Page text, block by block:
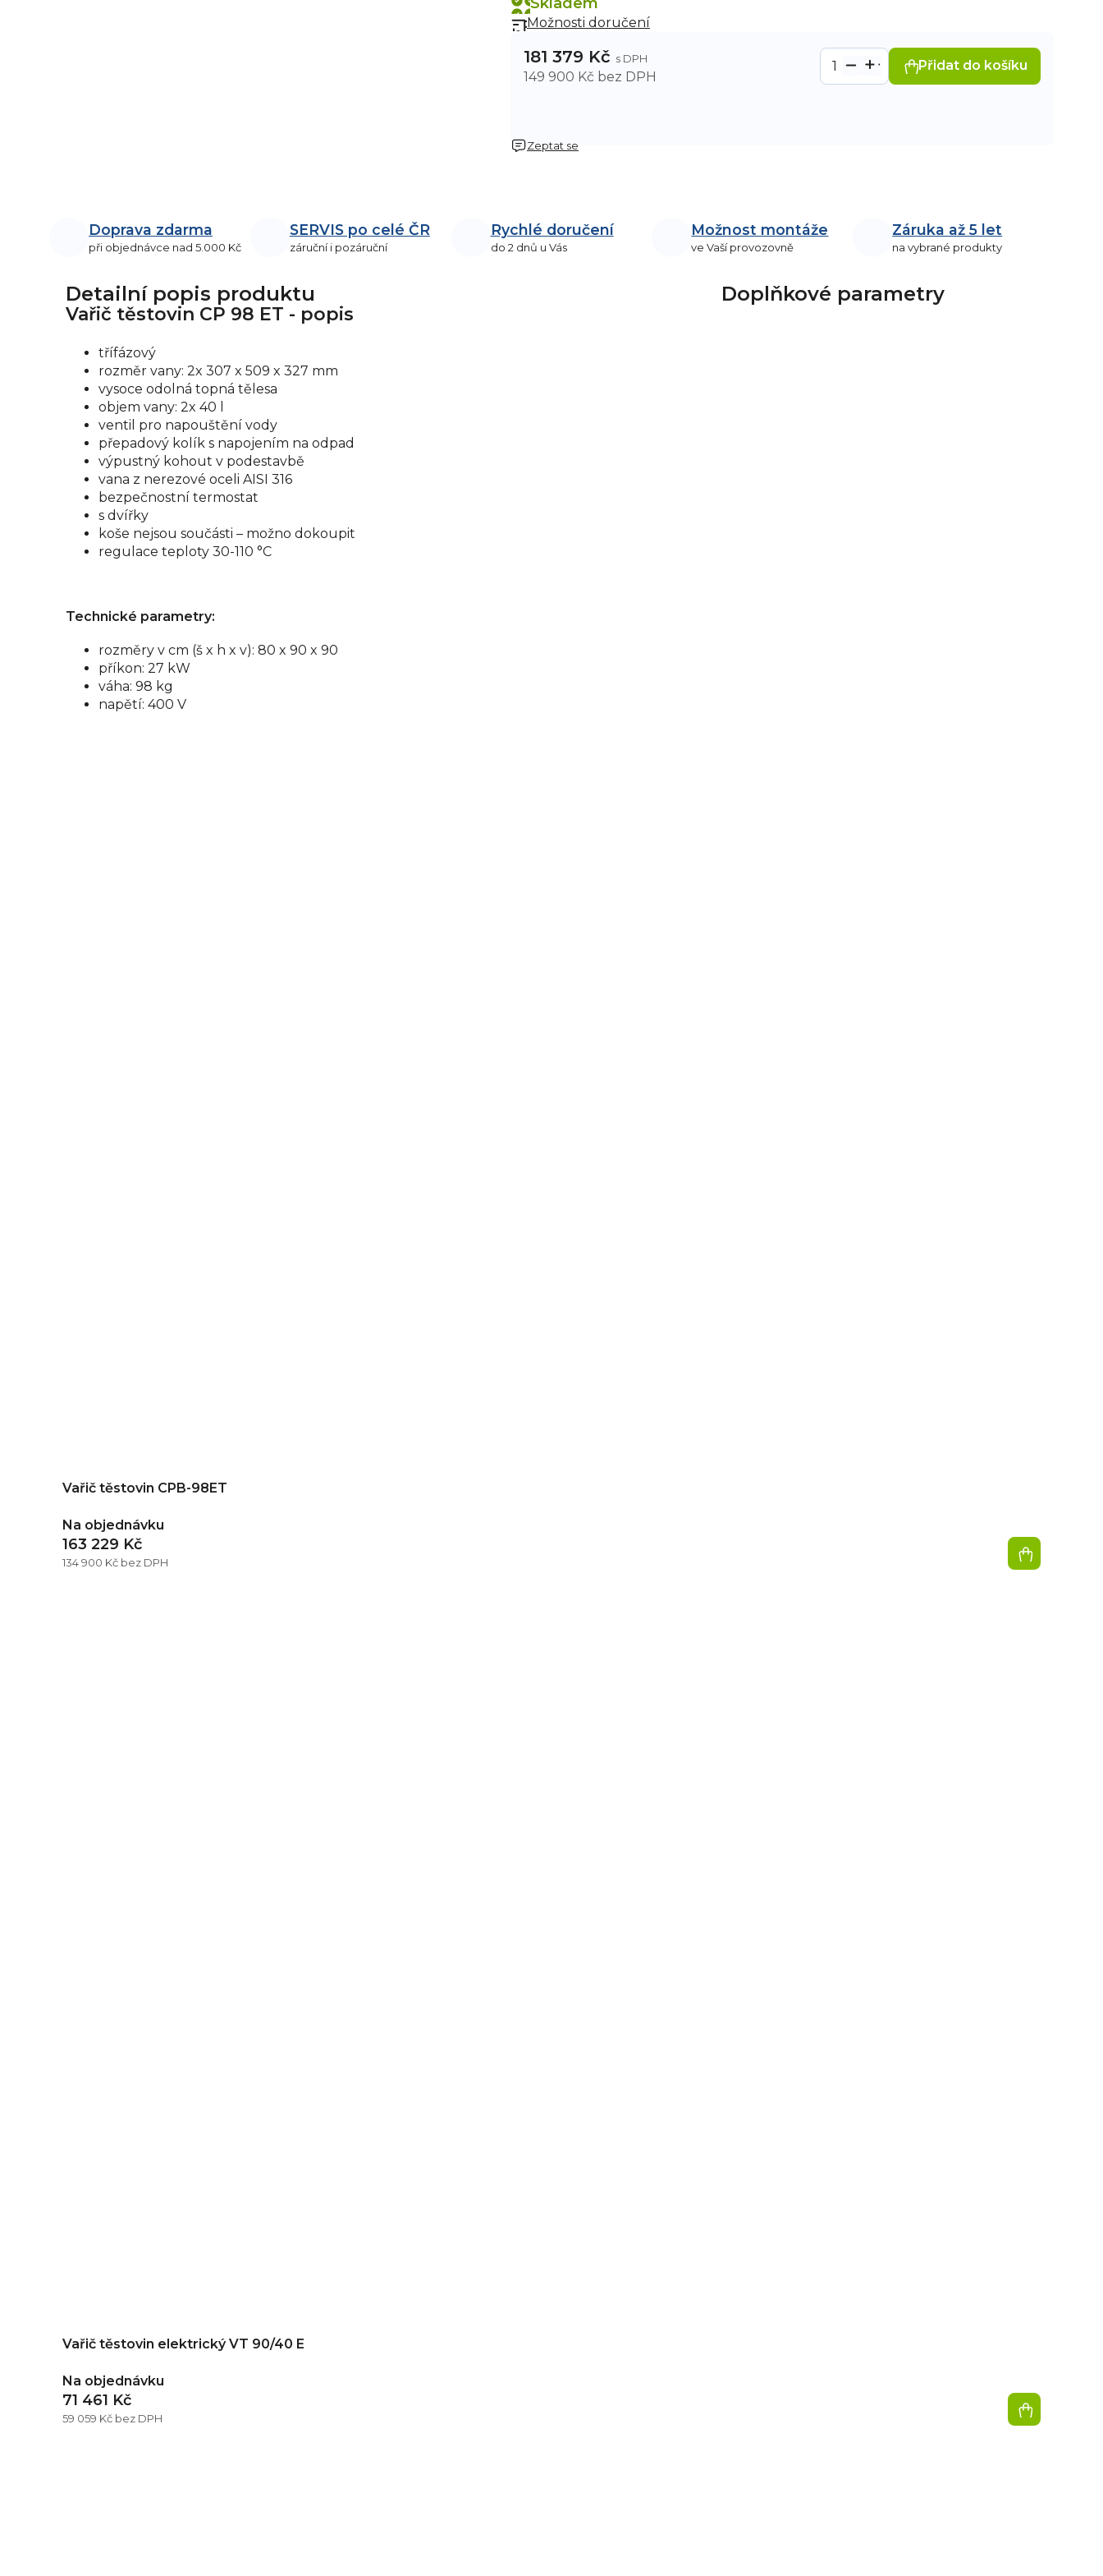
Možnosti doručení
181 379 Kč
149 900 Kč bez DPH
Přidat do košíku
Zeptat se
Doprava zdarma
při objednávce nad 5.000 Kč
SERVIS po celé ČR
záruční i pozáruční
Rychlé doručení
do 2 dnů u Vás
Možnost montáže
ve Vaší provozovně
Záruka až 5 let
na vybrané produkty
Detailní popis produktu
Vařič těstovin CP 98 ET - popis
třífázový
rozměr vany: 2x 307 x 509 x 327 mm
vysoce odolná topná tělesa
objem vany: 2x 40 l
ventil pro napouštění vody
přepadový kolík s napojením na odpad
výpustný kohout v podestavbě
vana z nerezové oceli AISI 316
bezpečnostní termostat
s dvířky
koše nejsou součásti – možno dokoupit
regulace teploty 30-110 °C
Technické parametry:
rozměry v cm (š x h x v): 80 x 90 x 90
příkon: 27 kW
váha: 98 kg
napětí: 400 V
Doplňkové parametry
Vařič těstovin CPB-98ET
Na objednávku
134 900 Kč bez DPH
163 229 Kč
Vařič těstovin elektrický VT 90/40 E
Na objednávku
59 059 Kč bez DPH
71 461 Kč